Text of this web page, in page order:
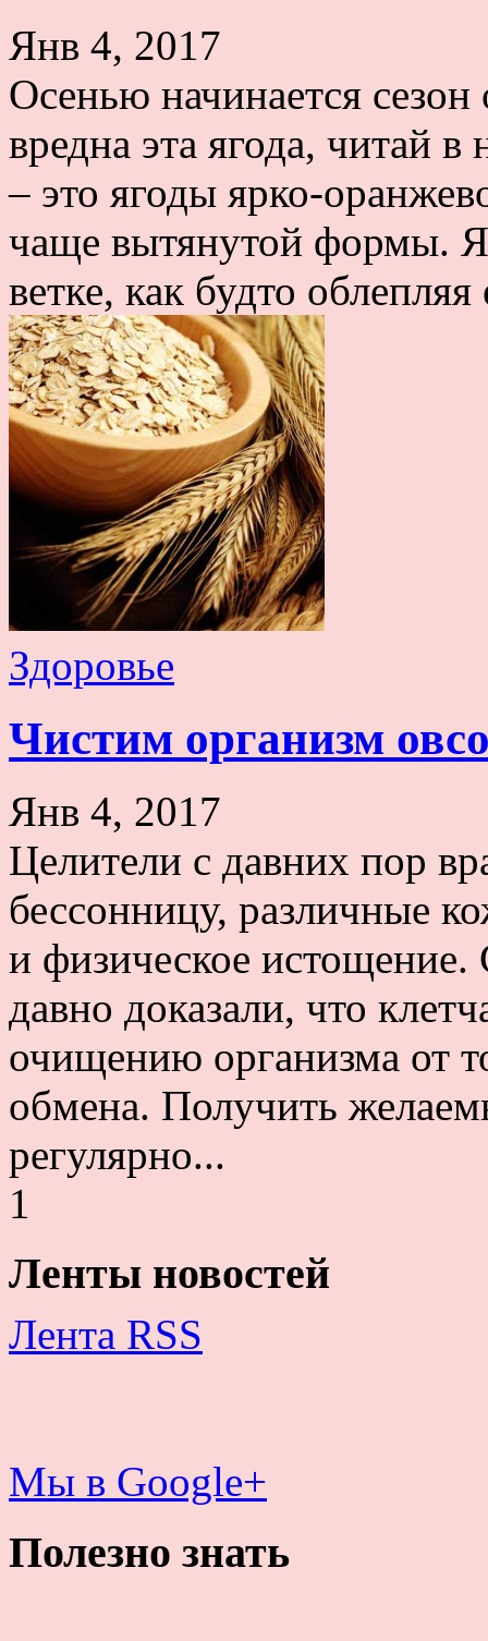
Янв 4, 2017
Осенью начинается
вредна эта ягода, читай
– это ягоды ярко-
чаще вытянутой формы.
ветке, как будто
Здоровье
Чистим организм
Янв 4, 2017
Целители с давних пор
бессонницу, различные
и физическое
давно доказали, что
очищению организма от
обмена. Получить
регулярно...
1
Ленты новостей
Лента RSS
Мы в Google+
Полезно знать